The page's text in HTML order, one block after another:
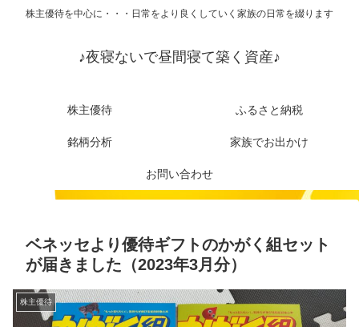
株主優待を中心に・・・日常をより良くしていく家族の日常を綴ります
♪夜寝ないで昼間寝て築く資産♪
株主優待 ふるさと納税
銘柄分析 家族でお出かけ
お問い合わせ
ベネッセより優待ギフトのかがく組セット
が届きました（2023年3月分）
株主優待